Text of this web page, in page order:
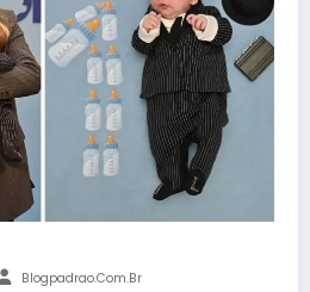
Blogpadrao.com.br